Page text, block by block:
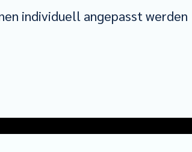
individuell angepasst werden